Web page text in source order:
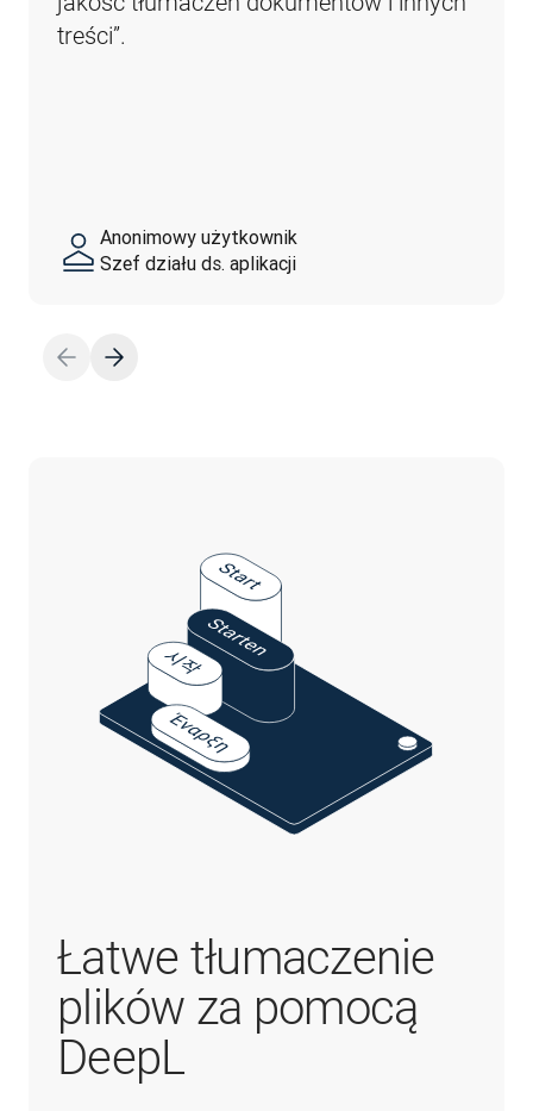
treści”.
Anonimowy użytkownik
Szef działu ds. aplikacji
Łatwe tłumaczenie
plików za pomocą
DeepL